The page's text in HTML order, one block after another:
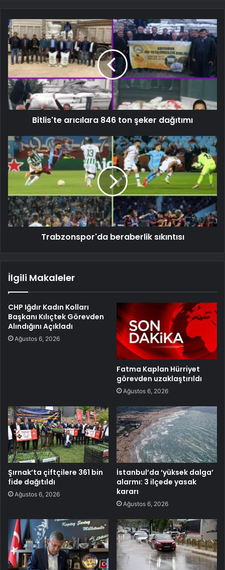
Bitlis'te arıcılara 846 ton şeker dağıtımı
Trabzonspor'da beraberlik sıkıntısı
İlgili Makaleler
CHP Iğdır Kadın Kolları
Başkanı Kılıçtek Görevden
Alındığını Açıkladı
Ağustos 6, 2026
Fatma Kaplan Hürriyet
görevden uzaklaştırıldı
Ağustos 6, 2026
Şırnak’ta çiftçilere 361 bin
fide dağıtıldı
Ağustos 6, 2026
İstanbul’da ‘yüksek dalga’
alarmı: 3 ilçede yasak
kararı
Ağustos 6, 2026